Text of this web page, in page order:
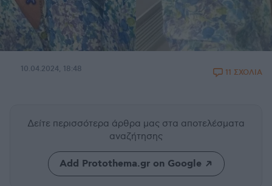
10.04.2024, 18:48 11 ΣΧΟΛΙΑ
Δείτε περισσότερα άρθρα μας στα αποτελέσματα
αναζήτησης
Add Protothema.gr on Google